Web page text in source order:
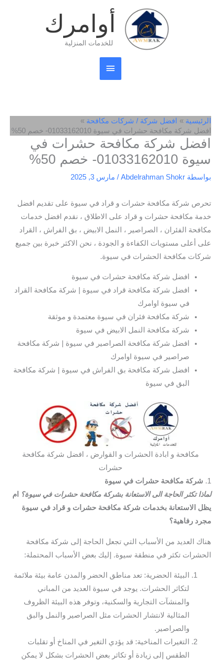
أوامرك
للخدمات المنزلية
القائمة
الرئيسية
الرئيسية
افضل شركة / شركات مكافحة
افضل شركة مكافحة حشرات في سيوة 01033162010- خصم 50%
افضل شركة مكافحة حشرات في
سيوة 01033162010- خصم 50%
بواسطة Abdelrahman Shokr
/ مارس 3, 2025
تحرص شركة مكافحة حشرات و قراد في سيوة على تقديم افضل
خدمة مكافحة حشرات و قراد على الاطلاق ، نقدم افضل خدمات
مكافحة الفئران ، الصراصير ، النمل الابيض ، بق الفراش ، القراد
على أعلى مستويات الكفاءة و الجودة ، نحن الاكثر خبرة بين جميع
شركات مكافحة الحشرات في سيوة.
افضل شركة مكافحة حشرات في سيوة
افضل شركة مكافحة قراد في سيوة | شركة مكافحة القراد
في سيوة اوامرك
شركة مكافحة فئران في سيوة معتمدة و موثقة
شركة مكافحة النمل الابيض في سيوة
افضل شركة مكافحة الصراصير في سيوة | شركة مكافحة
صراصير في سيوة اوامرك
افضل شركة مكافحة بق الفراش في سيوة | شركة مكافحة
البق في سيوة
مكافحة و ابادة الحشرات و القوارض ، افضل شركة مكافحة
حشرات
1.
شركة مكافحة حشرات في سيوة
لماذا تكثر الحاجة الى الاستعانة بشركة مكافحة حشرات في سيوة؟
ام
يظل الاستعانة بخدمات شركة مكافحة حشرات و قراد في سيوة
مجرد رفاهية؟
هناك العديد من الأسباب التي تجعل الحاجة إلى شركة مكافحة
الحشرات تكثر في منطقة سيوة. إليك بعض الأسباب المحتملة:
البيئة الحضرية: تعد مناطق الحضر والمدن عامة بيئة ملائمة
لتكاثر الحشرات. يوجد في سيوة العديد من المباني
والمنشآت التجارية والسكنية، وتوفر هذه البيئة الظروف
المثالية لانتشار الحشرات مثل الصراصير والنمل والبق
والصراصير.
التغيرات المناخية: قد يؤدي التغير في المناخ أو تقلبات
الطقس إلى زيادة أو تكاثر بعض الحشرات بشكل لا يمكن